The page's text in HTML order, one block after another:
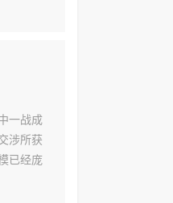
一战成
涉所获
已经庞